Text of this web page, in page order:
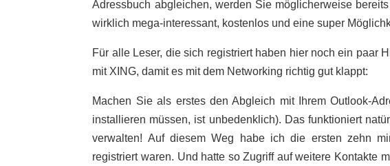
Adressbuch abgleichen, werden Sie möglicherweise
wirklich mega-interessant, kostenlos und eine super
Für alle Leser, die sich registriert haben hier noch ein paar
mit XING, damit es mit dem Networking richtig gut klappt:
Machen Sie als erstes den Abgleich mit Ihrem Outlook-
installieren müssen, ist unbedenklich). Das funktioniert
verwalten! Auf diesem Weg habe ich die ersten zehn
registriert waren. Und hatte so Zugriff auf weitere Kontakte